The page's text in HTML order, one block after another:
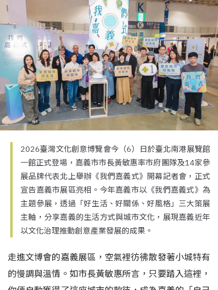
2026臺灣文化創意博覽會今（6）日於臺北南港展覽館
一館正式登場，嘉義市市長黃敏惠率市府團隊及14家參
展品牌代表北上舉辦《我們嘉義式》開幕記者會，正式
宣告嘉義市展區亮相。今年嘉義市以《我們嘉義式》為
主題參展，透過「好生活、好關係、好風格」三大策展
主軸，分享嘉義的生活方式與城市文化，展現嘉義近年
以文化治理推動創意產業發展的成果。
走進文博會的嘉義展區，空氣裡彷彿散發著小城特有
的慢調與溫情。如市長黃敏惠所言，只要踏入這裡，